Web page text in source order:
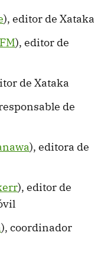
), editor de Xataka
), editor de
de Xataka
de
), editora de
), editor de
), coordinador